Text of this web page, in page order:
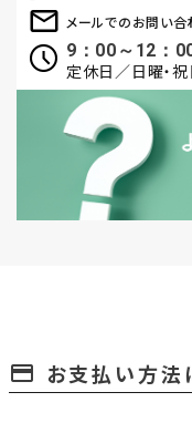
メールでのお問い合
9：00～12：
定休日／日曜・祝
payment お支払い方法